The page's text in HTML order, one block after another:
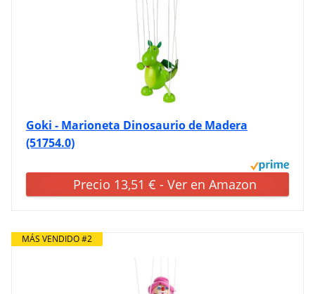
Goki - Marioneta Dinosaurio de Madera
(51754.0)
Precio 13,51 € - Ver en Amazon
MÁS VENDIDO #2